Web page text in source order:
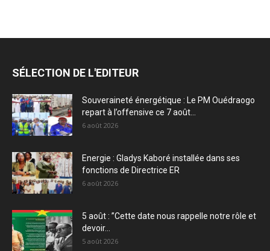
SÉLECTION DE L'EDITEUR
Souveraineté énergétique : Le PM Ouédraogo
repart à l’offensive ce 7 août...
6 août 2026
Energie : Gladys Kaboré installée dans ses
fonctions de Directrice ER
6 août 2026
5 août : ”Cette date nous rappelle notre rôle et
devoir...
5 août 2026